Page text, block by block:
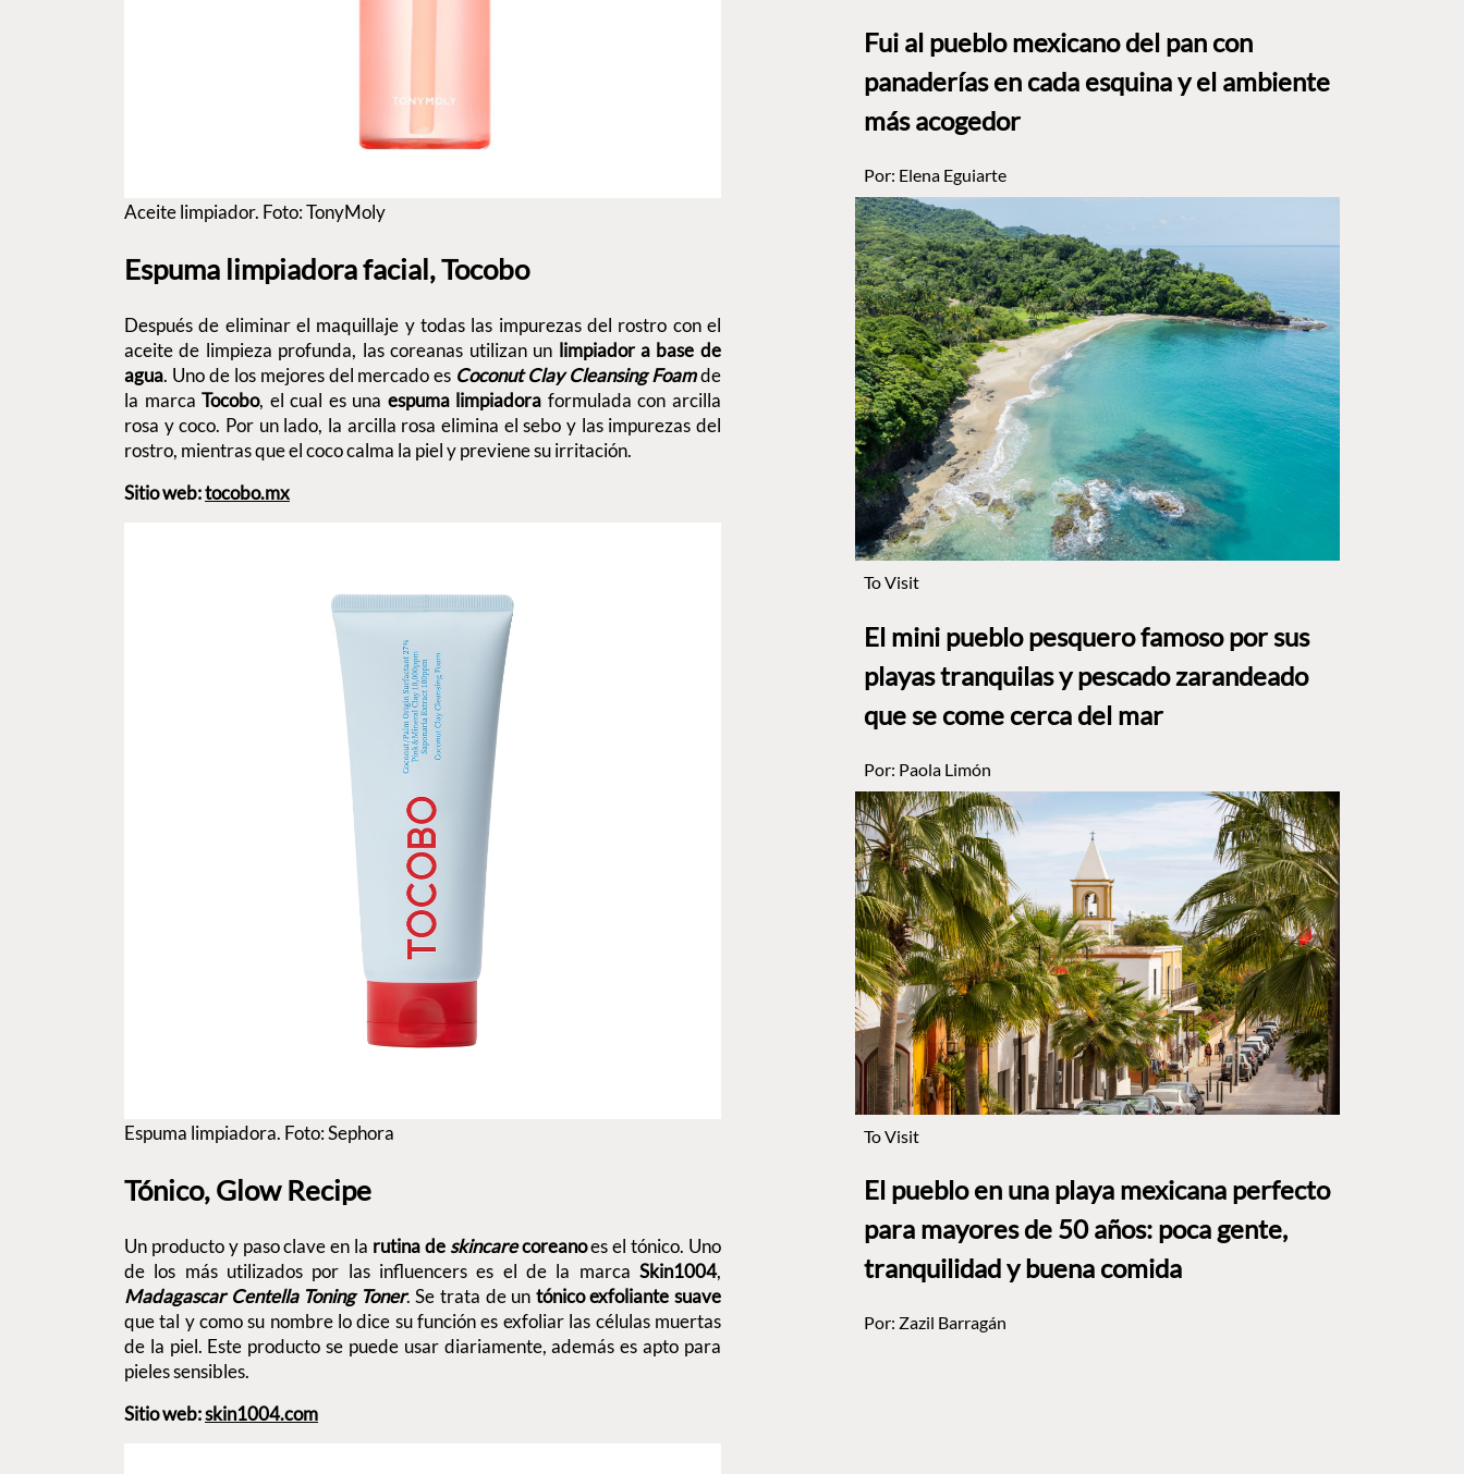
Aceite limpiador. Foto: TonyMoly
Espuma limpiadora facial, Tocobo
Después de eliminar el maquillaje y todas las impurezas del rostro con el
aceite de limpieza profunda, las coreanas utilizan un limpiador a base de
agua. Uno de los mejores del mercado es Coconut Clay Cleansing Foamde
la marcaTocobo, el cual es una espuma limpiadora formulada con arcilla
rosa y coco. Por un lado, la arcilla rosa elimina el sebo y las impurezas del
rostro, mientras que el coco calma la piel y previene su irritación.
Sitio web:tocobo.mx
Espuma limpiadora. Foto: Sephora
Tónico, Glow Recipe
Un producto y paso clave en la rutina deskincarecoreanoes el tónico. Uno
de los más utilizados por las influencers es el de la marca Skin1004,
Madagascar Centella Toning Toner. Se trata de un tónico exfoliante suave
que tal y como su nombre lo dice su función es exfoliar las células muertas
de la piel. Este producto se puede usar diariamente, además es apto para
pieles sensibles.
Sitio web:skin1004.com
Fui al pueblo mexicano del pan con
panaderías en cada esquina y el ambiente
más acogedor
Por: Elena Eguiarte
To Visit
El mini pueblo pesquero famoso por sus
playas tranquilas y pescado zarandeado
que se come cerca del mar
Por: Paola Limón
To Visit
El pueblo en una playa mexicana perfecto
para mayores de 50 años: poca gente,
tranquilidad y buena comida
Por: Zazil Barragán